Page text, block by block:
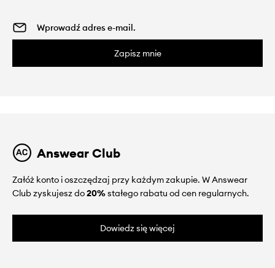
Zapisz mnie
Answear Club
Załóż konto i oszczędzaj przy każdym zakupie. W Answear
Club zyskujesz do20%stałego rabatu od cen regularnych.
Dowiedz się więcej